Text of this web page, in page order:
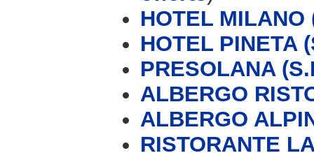
HOTEL MILANO
HOTEL PINETA
PRESOLANA
ALBERGO
ALBERGO
RISTORANTE